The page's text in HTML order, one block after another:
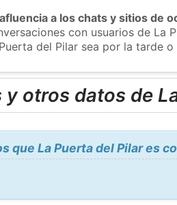
a los chats y sitios de
con usuarios de La
del Pilar sea por la tarde o
otros datos de
que La Puerta del Pilar es